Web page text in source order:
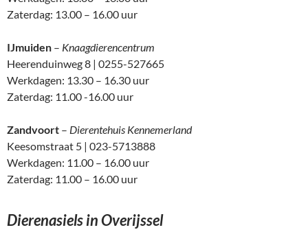
Zaterdag: 13.00 – 16.00 uur
IJmuiden – Knaagdierencentrum
Heerenduinweg 8 | 0255-527665
Werkdagen: 13.30 – 16.30 uur
Zaterdag: 11.00 -16.00 uur
Zandvoort – Dierentehuis Kennemerland
Keesomstraat 5 | 023-5713888
Werkdagen: 11.00 – 16.00 uur
Zaterdag: 11.00 – 16.00 uur
Dierenasiels in Overijssel